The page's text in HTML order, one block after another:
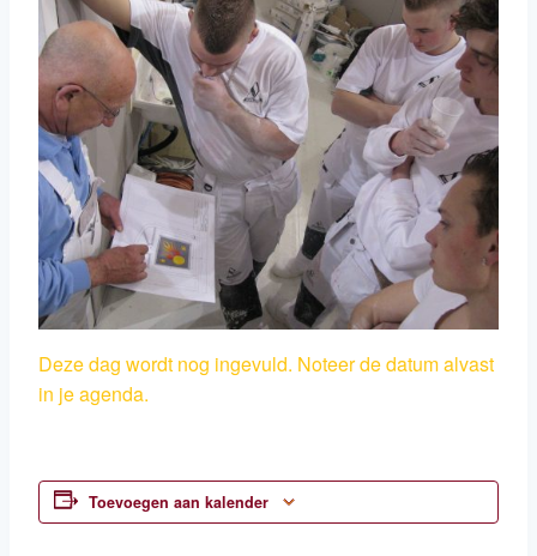
Deze dag wordt nog ingevuld. Noteer de datum alvast
in je agenda.
Toevoegen aan kalender